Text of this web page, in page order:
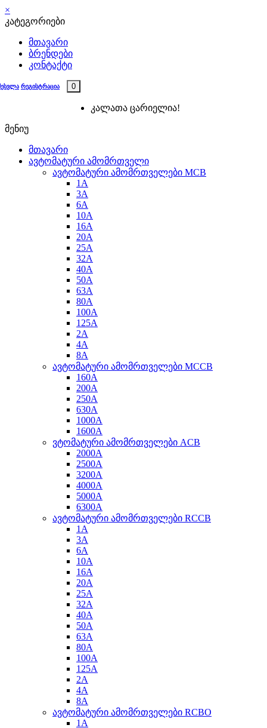
×
კატეგორიები
მთავარი
ბრენდები
კონტაქტი
რეგისტრაცია 0
კალათა ცარიელია!
მენიუ
მთავარი
ავტომატური ამომრთველი
ავტომატური ამომრთველები MCB
1A
3A
6A
10A
16A
20A
25А
32A
40A
50A
63A
80A
100A
125A
2A
4A
8A
ავტომატური ამომრთველები MCCB
160A
200A
250A
630A
1000A
1600A
ვტომატური ამომრთველები ACB
2000A
2500A
3200A
4000A
5000A
6300A
ავტომატური ამომრთველები RCCB
1A
3A
6A
10A
16A
20A
25A
32A
40A
50A
63A
80A
100A
125A
2A
4A
8A
ავტომატური ამომრთველები RCBO
1A